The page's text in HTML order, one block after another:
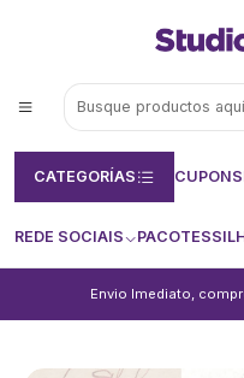
CATEGORÍAS CUPONS
REDE SOCIAIS PACOTES
Envio Imediato,